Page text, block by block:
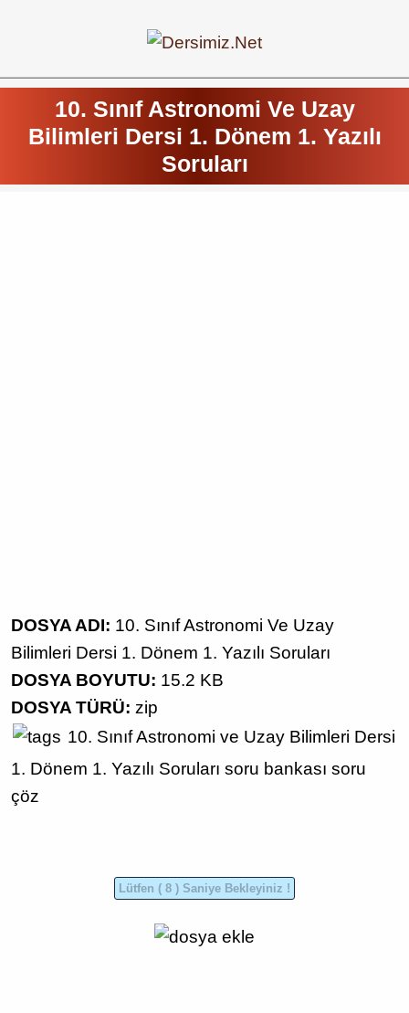
10. Sınıf Astronomi Ve Uzay
Bilimleri Dersi 1. Dönem 1. Yazılı
Soruları
DOSYA ADI: 10. Sınıf Astronomi Ve Uzay
Bilimleri Dersi 1. Dönem 1. Yazılı Soruları
DOSYA BOYUTU: 15.2 KB
DOSYA TÜRÜ: zip
10. SınıfAstronomi ve Uzay Bilimleri Dersi
1. Dönem 1. Yazılı Soruları soru bankası soru
çöz